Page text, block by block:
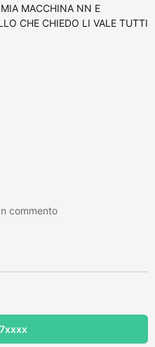
MACCHINA NN E
CHE CHIEDO LI VALE TUTTI
commento